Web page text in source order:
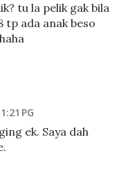
tu la pelik gak bila
tp ada anak beso
PG
ek. Saya dah